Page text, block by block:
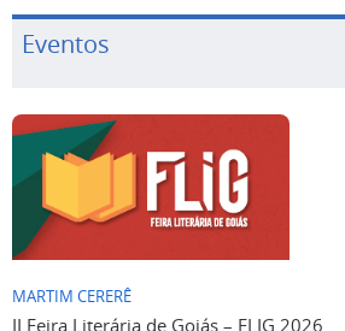
Eventos
MARTIM CERERÊ
II Feira Literária de Goiás – FLIG 2026